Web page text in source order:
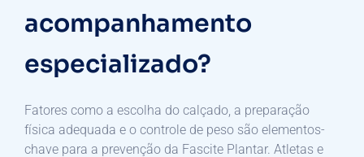
acompanhamento
especializado?
Fatores como a escolha do calçado, a preparação
física adequada e o controle de peso são elementos-
chave para a prevenção da Fascite Plantar. Atletas e